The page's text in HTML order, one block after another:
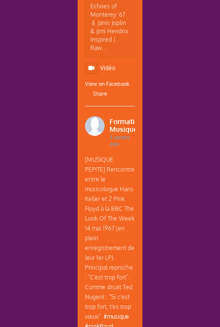
Echoes of
Monterey '67
🎸 Janis Joplin
& Jimi Hendrix
Inspired |
Raw...
Vidéo
View on Facebook
·
Share
Formations
Musique
3 weeks
ago
[MUSIQUE
PEPITE] Rencontre
entre le
musicologue Hans
Keller et 2 Pink
Floyd à la BBC The
Look Of The Week
14 mai 1967 (en
plein
enregistrement de
leur 1er LP).
Principal reproche
: "C'est trop fort".
Comme disait Ted
Nugent : "Si c'est
trop fort, t'es trop
vieux".#musique